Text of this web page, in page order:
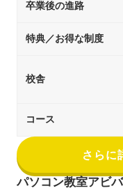
卒業後の進路
特典／お得な制度
校舎
コース
さらに
パソコン教室アビバ